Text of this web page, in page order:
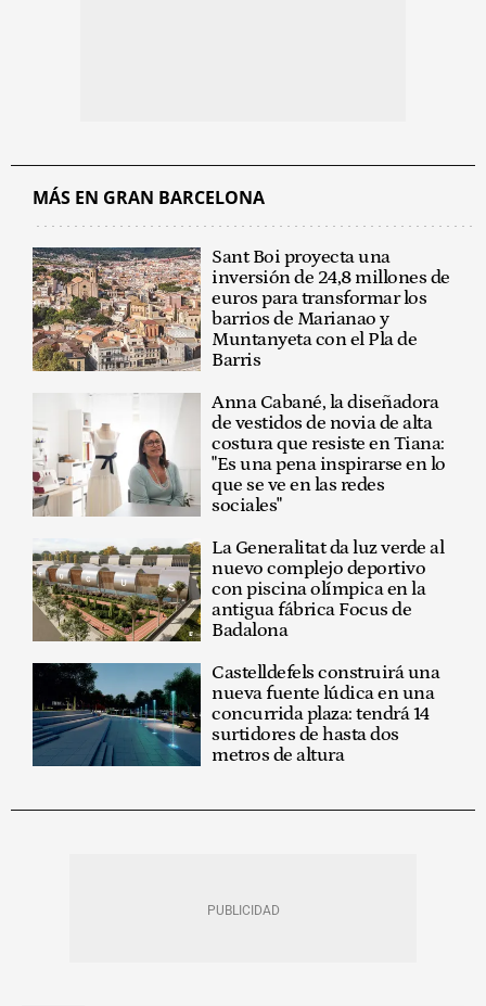
MÁS EN GRAN BARCELONA
Sant Boi proyecta una
inversión de 24,8 millones de
euros para transformar los
barrios de Marianao y
Muntanyeta con el Pla de
Barris
Anna Cabané, la diseñadora
de vestidos de novia de alta
costura que resiste en Tiana:
"Es una pena inspirarse en lo
que se ve en las redes
sociales"
La Generalitat da luz verde al
nuevo complejo deportivo
con piscina olímpica en la
antigua fábrica Focus de
Badalona
Castelldefels construirá una
nueva fuente lúdica en una
concurrida plaza: tendrá 14
surtidores de hasta dos
metros de altura